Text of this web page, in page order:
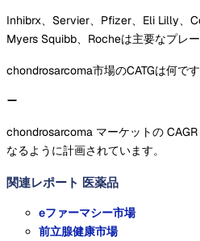
Inhibrx、Servier、Pfizer、Eli Lilly、
Myers Squibb、Rocheは主要なプレー
chondrosarcoma市場のCATGは何で
chondrosarcoma マーケットの
なるように計画されています。
関連レポート 医薬品
eファーマシー市場
前立腺健康市場